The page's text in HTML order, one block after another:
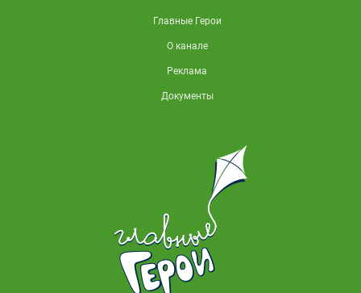
Главные Герои
О канале
Реклама
Документы